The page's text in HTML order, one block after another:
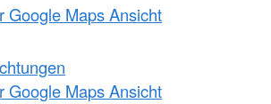
Google Maps Ansicht
Google Maps Ansicht